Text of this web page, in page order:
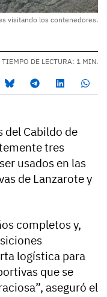
visitando los contenedores.
TIEMPO DE LECTURA: 1 MIN.
del Cabildo de
tres
usados en las
de Lanzarote y
completos y,
logística para
que se
aseguró el